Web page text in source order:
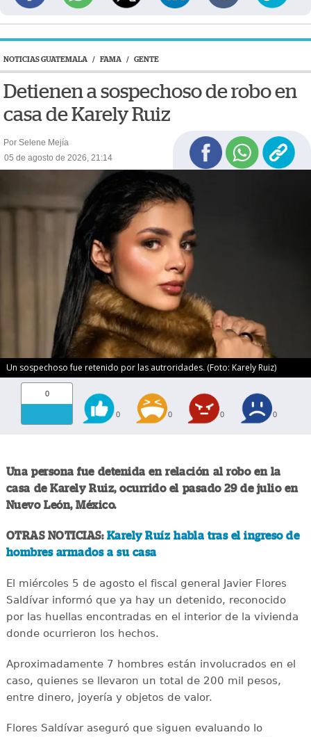
NOTICIAS GUATEMALA / FAMA / GENTE
Detienen a sospechoso de robo en
casa de Karely Ruiz
Por Selene Mejía
05 de agosto de 2026, 21:14
Un sospechoso fue retenido por las autroridades. (Foto: Karely Ruiz)
0
0 0 0 0
Una persona fue detenida en relación al robo en la
casa de Karely Ruiz, ocurrido el pasado 29 de julio en
Nuevo León, México.
OTRAS NOTICIAS: Karely Ruíz habla tras el ingreso de
hombres armados a su casa
El miércoles 5 de agosto el fiscal general Javier Flores
Saldívar informó que ya hay un detenido, reconocido
por las huellas encontradas en el interior de la vivienda
donde ocurrieron los hechos.
Aproximadamente 7 hombres están involucrados en el
caso, quienes se llevaron un total de 200 mil pesos,
entre dinero, joyería y objetos de valor.
Flores Saldívar aseguró que siguen evaluando lo